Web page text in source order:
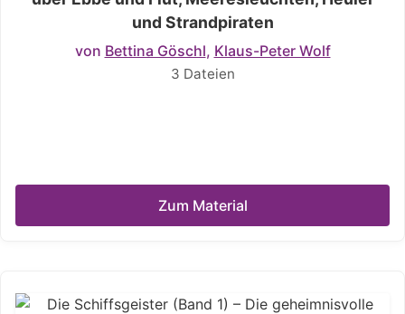
und Strandpiraten
von Bettina Göschl, Klaus-Peter Wolf
3 Dateien
Zum Material